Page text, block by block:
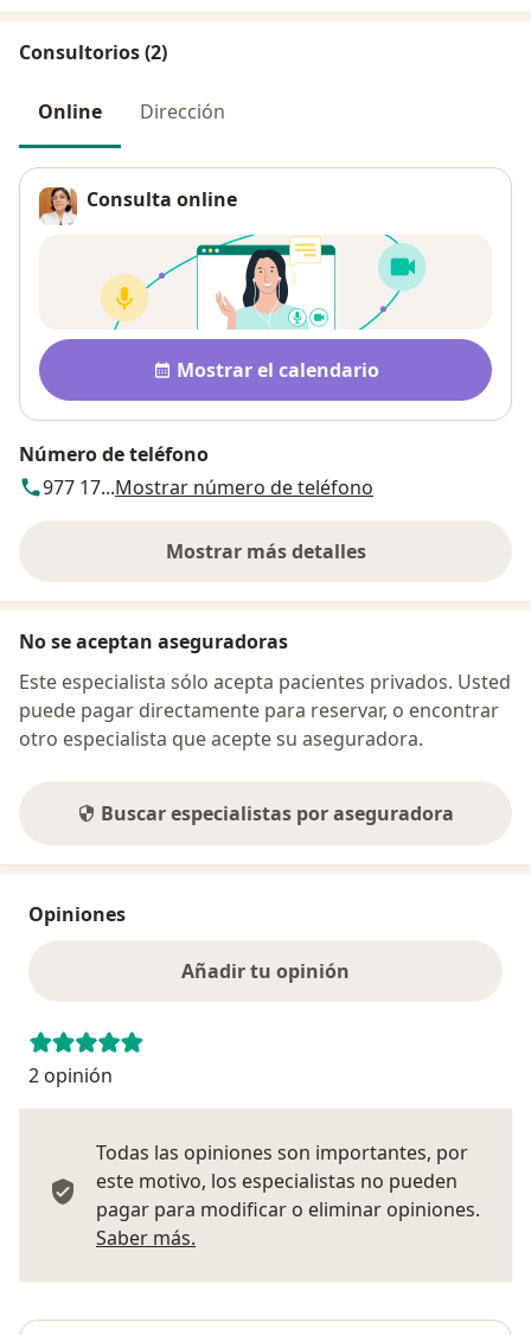
Consultorios (2)
Online Dirección
Consulta online
Disponibilidad
Mostrar el calendario
Número de teléfono
977 17...Mostrar número de teléfono
Mostrar más detalles
sobre la dirección
No se aceptan aseguradoras
Este especialista sólo acepta pacientes privados. Usted
puede pagar directamente para reservar, o encontrar
otro especialista que acepte su aseguradora.
Buscar especialistas por aseguradora
Opiniones
Añadir tu opinión
2 opinión
Todas las opiniones son importantes, por
este motivo, los especialistas no pueden
pagar para modificar o eliminar opiniones.
Saber más.